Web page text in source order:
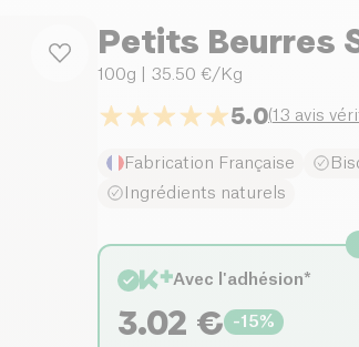
Petits Beurres
100g | 35.50 €/Kg
5.0(13 avis
Fabrication Française
Ingrédients naturels
Avec l'adhésion*
3.02 € -15%